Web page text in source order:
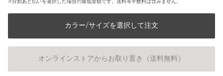
※分割あと払いを選択した場合の最低金額です。送料等手数料は含みません。
カラー/サイズを選択して注文
オンラインストアからお取り置き（送料無料）